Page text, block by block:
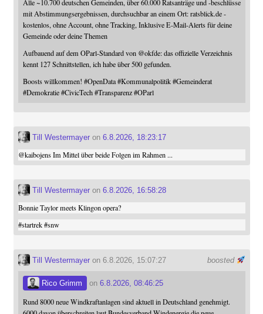
Alle ~10.700 deutschen Gemeinden, über 60.000 Ratsanträge und -beschlüsse
mit Abstimmungsergebnissen, durchsuchbar an einem Ort: ratsblick.de -
kostenlos, ohne Account, ohne Tracking, Inklusive E-Mail-Alerts für deine
Gemeinde oder deine Themen
Aufbauend auf dem OParl-Standard von @okfde: das offizielle Verzeichnis
kennt 127 Schnittstellen, ich habe über 500 gefunden.
Boosts willkommen! #OpenData #Kommunalpolitik #Gemeinderat
#Demokratie #CivicTech #Transparenz #OParl
Till Westermayeron 6.8.2026, 18:23:17
@kaibojensIm Mittel über beide Folgen im Rahmen ...
Till Westermayeron 6.8.2026, 16:58:28
Bonnie Taylor meets Klingon opera?
#startrek #snw
boosted
Till Westermayeron 6.8.2026, 15:07:27
Rico Grimm on 6.8.2026, 08:46:25
Rund 8000 neue Windkraftanlagen sind aktuell in Deutschland genehmigt.